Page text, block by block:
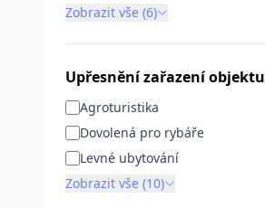
Zobrazit vše (6)
Upřesnění zařazení objektu
Agroturistika
Dovolená pro rybáře
Levné ubytování
Zobrazit vše (10)